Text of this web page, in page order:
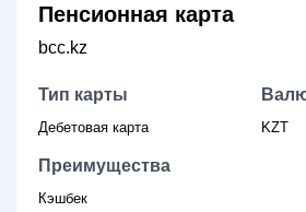
Пенсионная карта
bcc.kz
Тип карты
Дебетовая карта KZT
Преимущества
Кэшбек